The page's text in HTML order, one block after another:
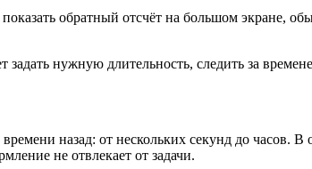
обратный отсчёт на большом экране,
нужную длительность, следить за
назад: от нескольких секунд до часов. В
не отвлекает от задачи.